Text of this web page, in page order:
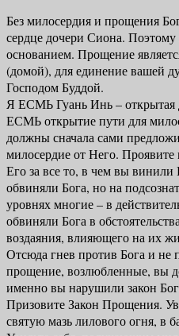
Без милосердия и прощения
сердце дочери Сиона. Поэтому
основанием. Прощение
(домой), для единение вашей
Господом Буддой.
Я ЕСМЬ Гуань Инь – открытая
ЕСМЬ открытие пути для
должны сначала сами
милосердие от Него.
Его за все то, в чем вы
обвиняли Бога, но на
уровнях многие – в
обвиняли Бога в
воздаяния, влияющего на их
Отсюда гнев против Бога и
прощение, возлюбленные, вы
именно вы нарушили закон
Призовите Закон Прощения.
святую мазь лилового огня, в